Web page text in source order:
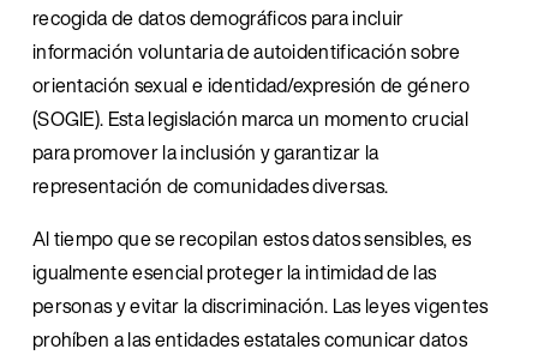
recogida de datos demográficos para incluir
información voluntaria de autoidentificación sobre
orientación sexual e identidad/expresión de género
(SOGIE). Esta legislación marca un momento crucial
para promover la inclusión y garantizar la
representación de comunidades diversas.
Al tiempo que se recopilan estos datos sensibles, es
igualmente esencial proteger la intimidad de las
personas y evitar la discriminación. Las leyes vigentes
prohíben a las entidades estatales comunicar datos